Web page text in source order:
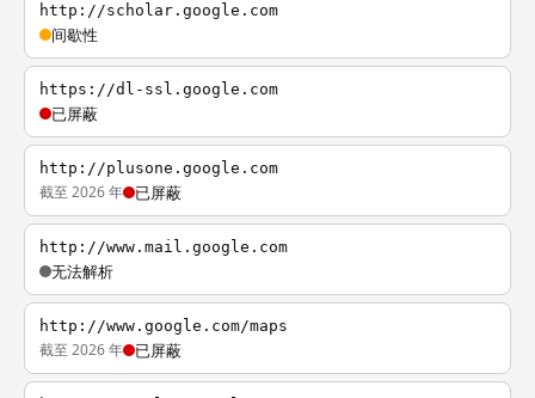
http://scholar.google.com
间歇性
https://dl-ssl.google.com
已屏蔽
http://plusone.google.com
截至 2026 年 已屏蔽
http://www.mail.google.com
无法解析
http://www.google.com/maps
截至 2026 年 已屏蔽